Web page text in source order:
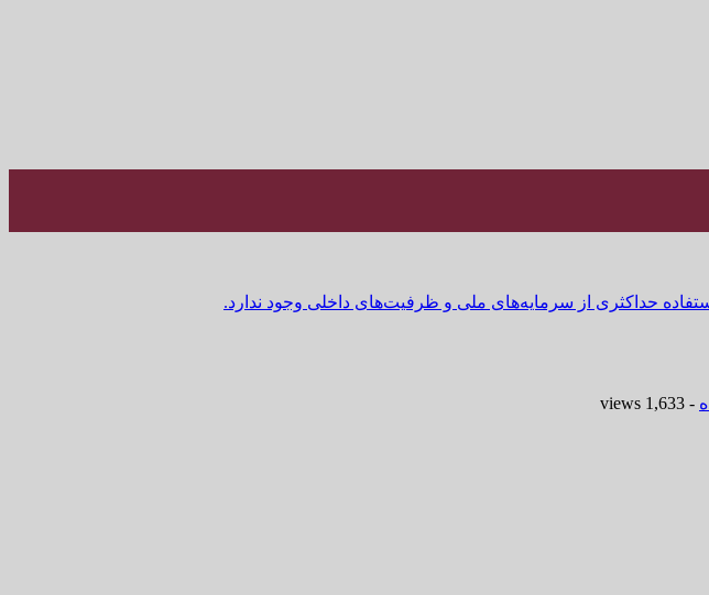
حداکثری از سرمایه‌های ملی و ظرفیت‌های داخلی وجود ندارد.
- 1,633 views